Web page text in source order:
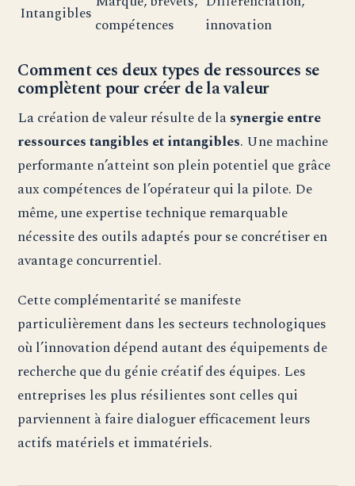
Intangibles
compétences
innovation
Comment ces deux types de ressources se
complètent pour créer de la valeur
La création de valeur résulte de lasynergie entre
ressources tangibles et intangibles. Une machine
performante n’atteint son plein potentiel que grâce
aux compétences de l’opérateur qui la pilote. De
même, une expertise technique remarquable
nécessite des outils adaptés pour se concrétiser en
avantage concurrentiel.
Cette complémentarité se manifeste
particulièrement dans les secteurs technologiques
où l’innovation dépend autant des équipements de
recherche que du génie créatif des équipes. Les
entreprises les plus résilientes sont celles qui
parviennent à faire dialoguer efficacement leurs
actifs matériels et immatériels.